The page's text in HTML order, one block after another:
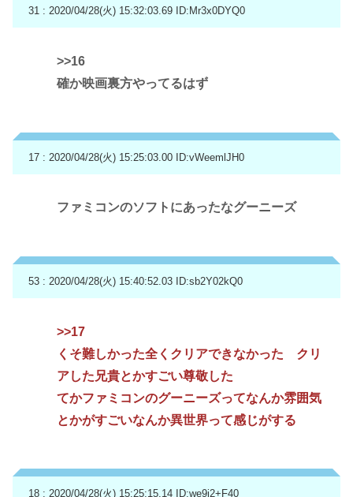
31 : 2020/04/28(火) 15:32:03.69 ID:Mr3x0DYQ0
>>16
確か映画裏方やってるはず
17 : 2020/04/28(火) 15:25:03.00 ID:vWeemlJH0
ファミコンのソフトにあったなグーニーズ
53 : 2020/04/28(火) 15:40:52.03 ID:sb2Y02kQ0
>>17
くそ難しかった全くクリアできなかった クリ
アした兄貴とかすごい尊敬した
てかファミコンのグーニーズってなんか雰囲気
とかがすごいなんか異世界って感じがする
18 : 2020/04/28(火) 15:25:15.14 ID:we9j2+F40